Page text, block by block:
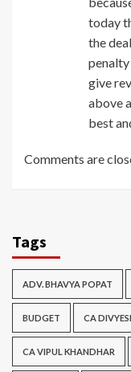
today
the
penalty
give
above
best
Comments are
Tags
ADV. BHAVYA POPAT
BUDGET CA
CA VIPUL KHANDHAR